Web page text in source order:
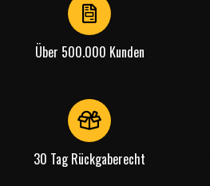
Über 500.000 Kunden
30 Tag Rückgaberecht